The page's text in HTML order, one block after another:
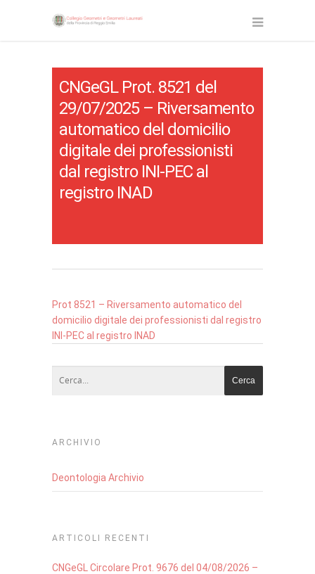
CNGeGL Prot. 8521 del
29/07/2025 – Riversamento
automatico del domicilio
digitale dei professionisti
dal registro INI-PEC al
registro INAD
Prot 8521 – Riversamento automatico del
domicilio digitale dei professionisti dal registro
INI-PEC al registro INAD
ARCHIVIO
Deontologia Archivio
ARTICOLI RECENTI
CNGeGL Circolare Prot. 9676 del 04/08/2026 –